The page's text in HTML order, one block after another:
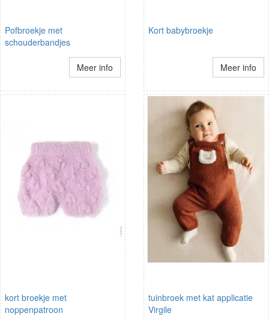
Pofbroekje met
schouderbandjes
Meer info
Kort babybroekje
Meer info
kort broekje met
noppenpatroon
tuinbroek met kat applicatie
Virgile